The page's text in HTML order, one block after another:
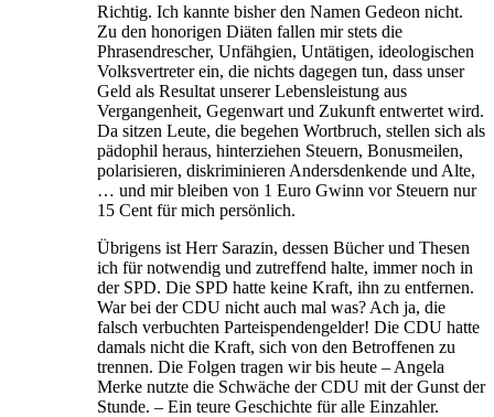
Richtig. Ich kannte bisher den Namen Gedeon nicht.
Zu den honorigen Diäten fallen mir stets die
Phrasendrescher, Unfähgien, Untätigen, ideologischen
Volksvertreter ein, die nichts dagegen tun, dass unser
Geld als Resultat unserer Lebensleistung aus
Vergangenheit, Gegenwart und Zukunft entwertet wird.
Da sitzen Leute, die begehen Wortbruch, stellen sich als
pädophil heraus, hinterziehen Steuern, Bonusmeilen,
polarisieren, diskriminieren Andersdenkende und Alte,
… und mir bleiben von 1 Euro Gwinn vor Steuern nur
15 Cent für mich persönlich.
Übrigens ist Herr Sarazin, dessen Bücher und Thesen
ich für notwendig und zutreffend halte, immer noch in
der SPD. Die SPD hatte keine Kraft, ihn zu entfernen.
War bei der CDU nicht auch mal was? Ach ja, die
falsch verbuchten Parteispendengelder! Die CDU hatte
damals nicht die Kraft, sich von den Betroffenen zu
trennen. Die Folgen tragen wir bis heute – Angela
Merke nutzte die Schwäche der CDU mit der Gunst der
Stunde. – Ein teure Geschichte für alle Einzahler.